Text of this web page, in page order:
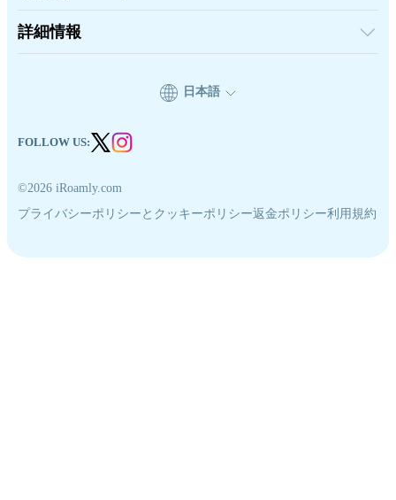
インド
API ドキュメント
iRoamlyについて
お問い合わせ
詳細情報
サポートセンター
eSIMの基礎知識
©2026 iRoamly.com
プライバシーポリシーとクッキーポリシー返金ポリシー利用規約
日本語
FOLLOW US: